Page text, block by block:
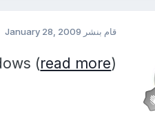
قام بنشر January 28, 2009
(read more)